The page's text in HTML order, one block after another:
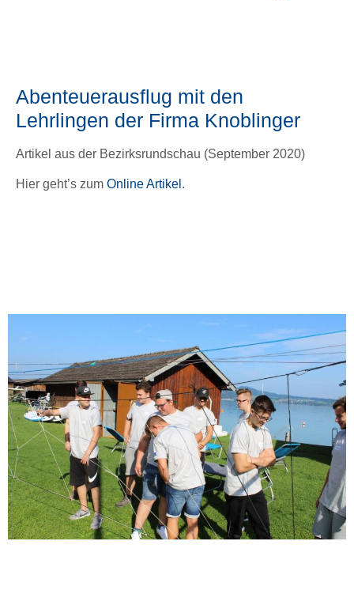
Abenteuerausflug mit den
Lehrlingen der Firma Knoblinger
Artikel aus der Bezirksrundschau (September 2020)
Hier geht’s zum Online Artikel .